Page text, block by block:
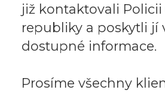
již kontaktovali Policii
republiky a poskytli jí
dostupné informace.
Prosíme všechny